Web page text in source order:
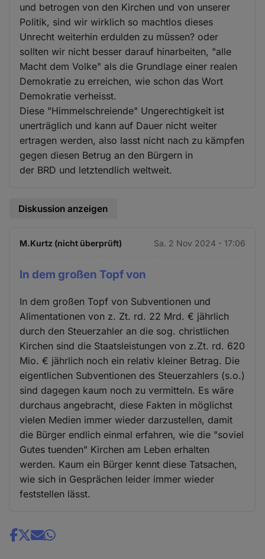
und betrogen von den Kirchen und von unserer
Politik, sind wir wirklich so machtlos dieses
Unrecht weiterhin erdulden zu müssen? oder
sollten wir nicht besser darauf hinarbeiten, "alle
Macht dem Volke" als die Grundlage einer realen
Demokratie zu erreichen, wie schon das Wort
Demokratie verheisst.
Diese "Himmelschreiende" Ungerechtigkeit ist
unerträglich und kann auf Dauer nicht weiter
ertragen werden, also lasst nicht nach zu kämpfen
gegen diesen Betrug an den Bürgern in
der BRD und letztendlich weltweit.
Diskussion anzeigen
M.Kurtz (nicht überprüft) Sa. 2 Nov 2024 - 17:06
In dem großen Topf von
In dem großen Topf von Subventionen und
Alimentationen von z. Zt. rd. 22 Mrd. € jährlich
durch den Steuerzahler an die sog. christlichen
Kirchen sind die Staatsleistungen von z.Zt. rd. 620
Mio. € jährlich noch ein relativ kleiner Betrag. Die
eigentlichen Subventionen des Steuerzahlers (s.o.)
sind dagegen kaum noch zu vermitteln. Es wäre
durchaus angebracht, diese Fakten in möglichst
vielen Medien immer wieder darzustellen, damit
die Bürger endlich einmal erfahren, wie die "soviel
Gutes tuenden" Kirchen am Leben erhalten
werden. Kaum ein Bürger kennt diese Tatsachen,
wie sich in Gesprächen leider immer wieder
feststellen lässt.
Share